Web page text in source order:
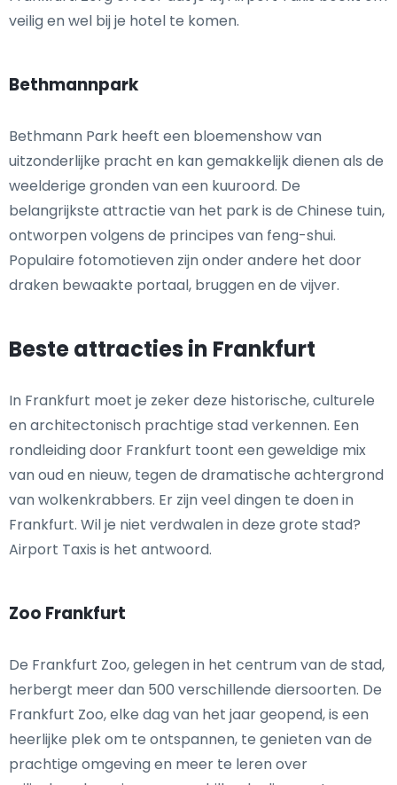
veilig en wel bij je hotel te komen.
Bethmannpark
Bethmann Park heeft een bloemenshow van
uitzonderlijke pracht en kan gemakkelijk dienen als de
weelderige gronden van een kuuroord. De
belangrijkste attractie van het park is de Chinese tuin,
ontworpen volgens de principes van feng-shui.
Populaire fotomotieven zijn onder andere het door
draken bewaakte portaal, bruggen en de vijver.
Beste attracties in Frankfurt
In Frankfurt moet je zeker deze historische, culturele
en architectonisch prachtige stad verkennen. Een
rondleiding door Frankfurt toont een geweldige mix
van oud en nieuw, tegen de dramatische achtergrond
van wolkenkrabbers. Er zijn veel dingen te doen in
Frankfurt. Wil je niet verdwalen in deze grote stad?
Airport Taxis is het antwoord.
Zoo Frankfurt
De Frankfurt Zoo, gelegen in het centrum van de stad,
herbergt meer dan 500 verschillende diersoorten. De
Frankfurt Zoo, elke dag van het jaar geopend, is een
heerlijke plek om te ontspannen, te genieten van de
prachtige omgeving en meer te leren over